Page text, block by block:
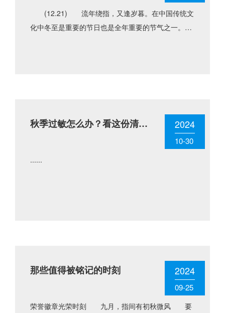
(12.21) 流年绕指，又逢岁暮。在中国传统文
化中冬至是重要的节日也是全年重要的节气之一。古
2024
10-30
秋季过敏怎么办？看这份清单
......
2024
09-25
那些值得被铭记的时刻
荣誉徽章光荣时刻 九月，指间有初秋微风 要